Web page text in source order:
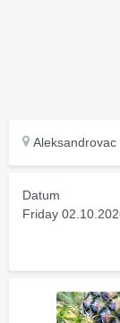
Aleksandrovac
Datum
Friday